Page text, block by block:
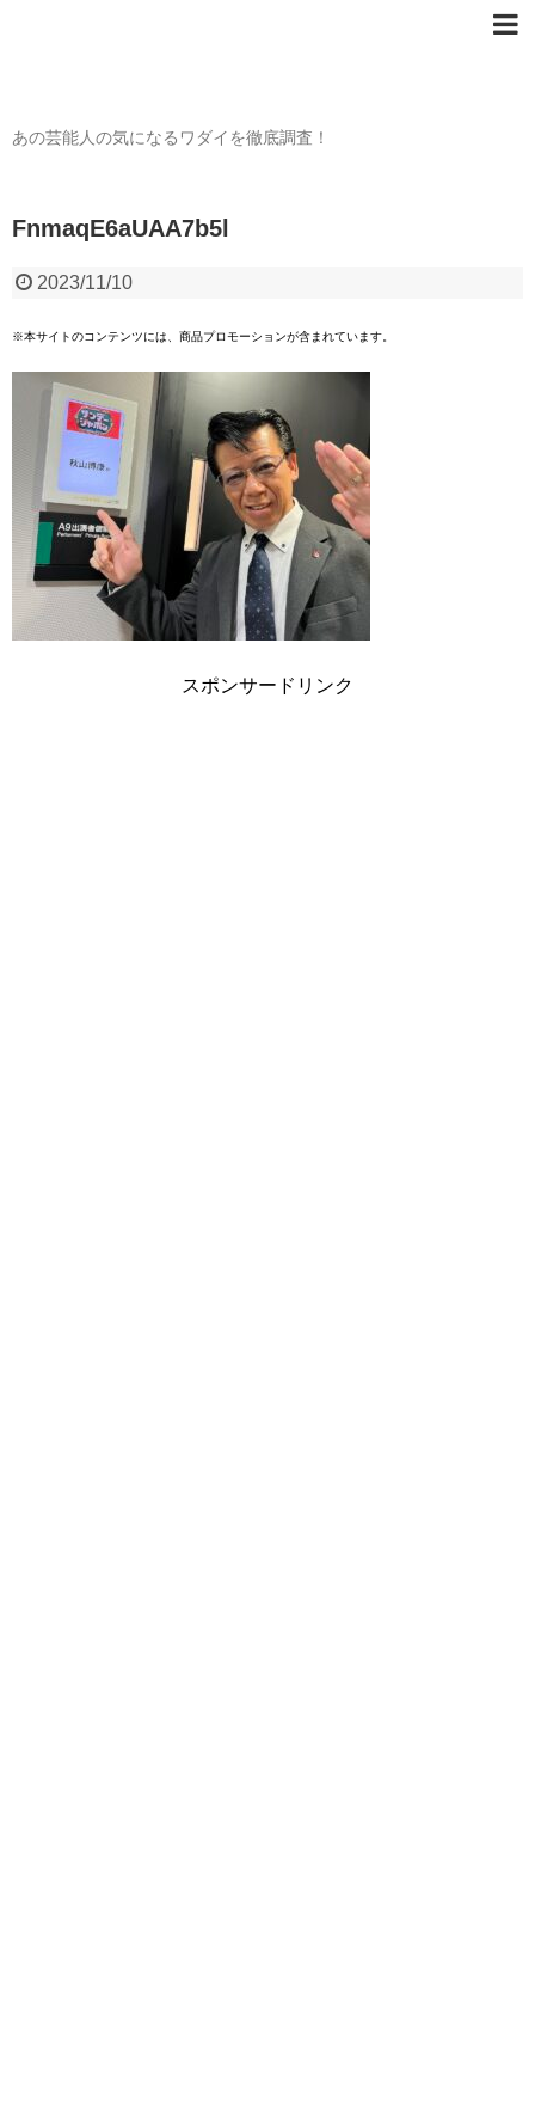
あの芸能人の気になるワダイを徹底調査！
FnmaqE6aUAA7b5l
2023/11/10
※本サイトのコンテンツには、商品プロモーションが含まれています。
スポンサードリンク